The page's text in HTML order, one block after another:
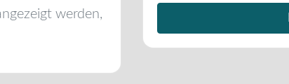
werden,